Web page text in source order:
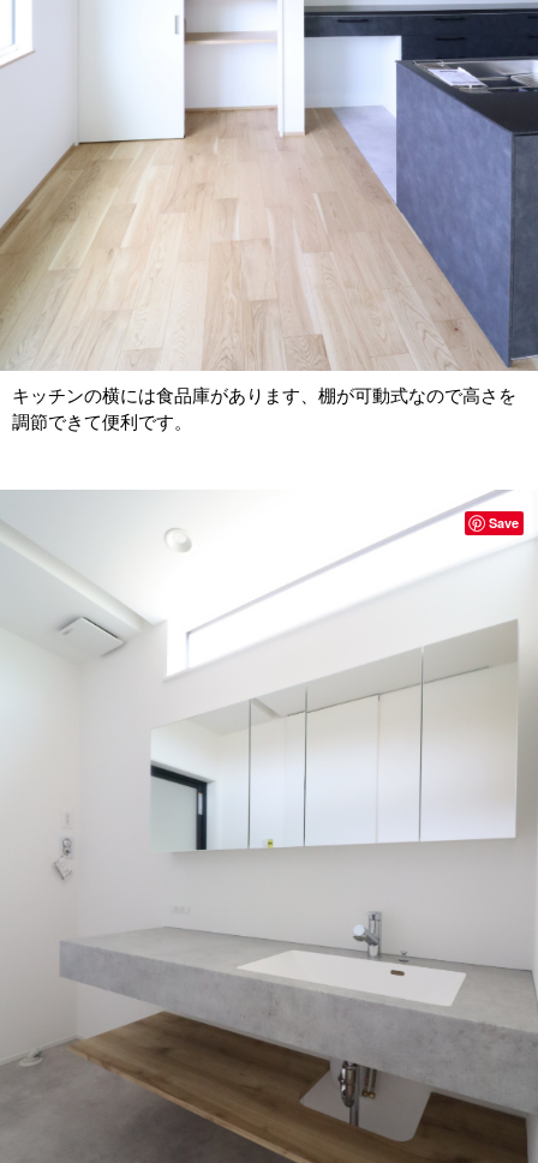
キッチンの横には食品庫があります、棚が可動式なので高さを
調節できて便利です。
Save